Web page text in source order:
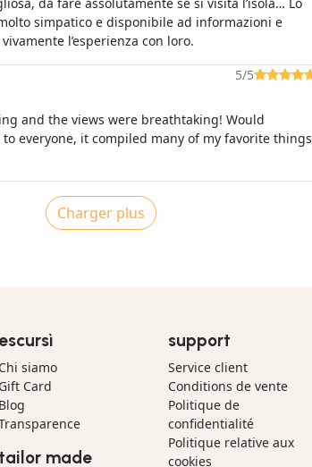
simpatico e disponibile ad informazioni e
l’esperienza con loro.
5/5
and the views were breathtaking! Would
everyone, it compiled many of my favorite things
Charger plus
escursì
Chi siamo
Gift Card
Blog
tailor made
support
Service client
Conditions de vente
Politique de
confidentialité
Politique relative aux
cookies